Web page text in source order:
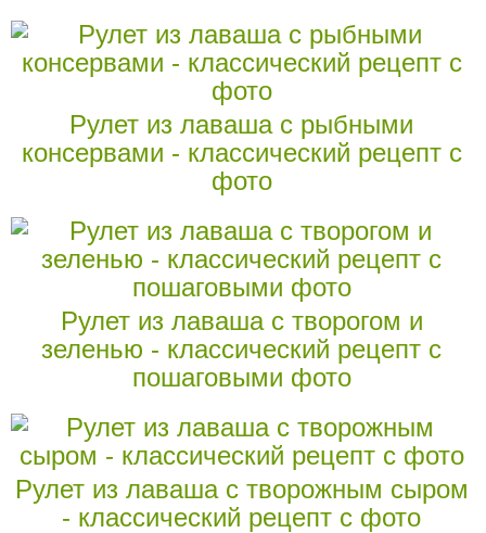
Рулет из лаваша с рыбными
консервами - классический рецепт с
фото
Рулет из лаваша с творогом и
зеленью - классический рецепт с
пошаговыми фото
Рулет из лаваша с творожным сыром
- классический рецепт с фото